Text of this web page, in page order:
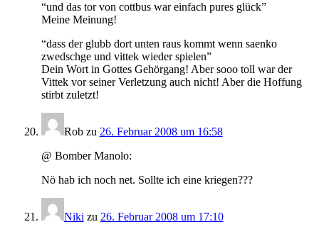
“und das tor von cottbus war einfach pures glück”
Meine Meinung!
“dass der glubb dort unten raus kommt wenn saenko
zwedschge und vittek wieder spielen”
Dein Wort in Gottes Gehörgang! Aber sooo toll war der
Vittek vor seiner Verletzung auch nicht! Aber die Hoffung
stirbt zuletzt!
Robzu 26. Februar 2008 um 16:58
@ Bomber Manolo:
Nö hab ich noch net. Sollte ich eine kriegen???
Niki zu 26. Februar 2008 um 17:10